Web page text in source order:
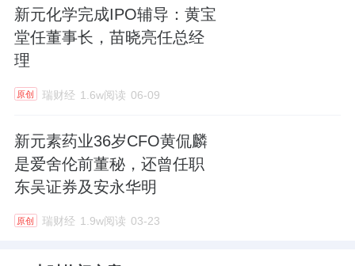
新元化学完成IPO辅导：黄宝
堂任董事长，苗晓亮任总经
理
原创 瑞财经 1.6w阅读 06-09
新元素药业36岁CFO黄侃麟
是爱舍伦前董秘，还曾任职
东吴证券及安永华明
原创 瑞财经 1.9w阅读 03-23